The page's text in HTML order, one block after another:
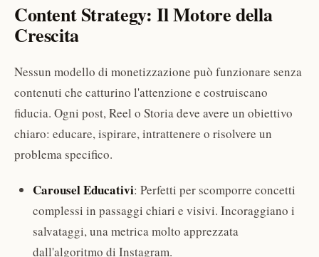
Content Strategy: Il Motore della
Crescita
Nessun modello di monetizzazione può funzionare senza
contenuti che catturino l'attenzione e costruiscano
fiducia. Ogni post, Reel o Storia deve avere un obiettivo
chiaro: educare, ispirare, intrattenere o risolvere un
problema specifico.
Carousel Educativi: Perfetti per scomporre concetti
complessi in passaggi chiari e visivi. Incoraggiano i
salvataggi, una metrica molto apprezzata
dall'algoritmo di Instagram.